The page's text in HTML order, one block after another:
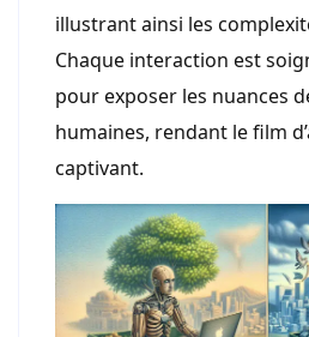
illustrant ainsi les
Chaque interaction est
pour exposer les nuances
humaines, rendant le film
captivant.